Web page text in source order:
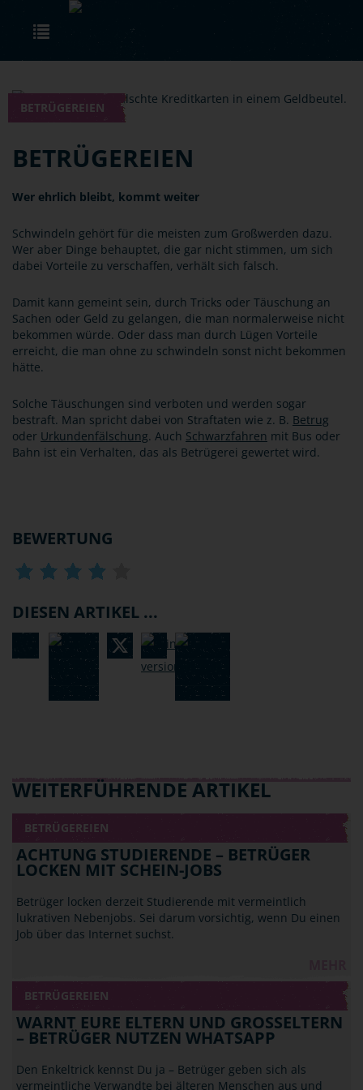
Skip to main content
BETRÜGEREIEN
BETRÜGEREIEN
Wer ehrlich bleibt, kommt weiter
Schwindeln gehört für die meisten zum Großwerden dazu.
Wer aber Dinge behauptet, die gar nicht stimmen, um sich
dabei Vorteile zu verschaffen, verhält sich falsch.
Damit kann gemeint sein, durch Tricks oder Täuschung an
Sachen oder Geld zu gelangen, die man normalerweise nicht
bekommen würde. Oder dass man durch Lügen Vorteile
erreicht, die man ohne zu schwindeln sonst nicht bekommen
hätte.
Solche Täuschungen sind verboten und werden sogar
bestraft. Man spricht dabei von Straftaten wie z. B. Betrug
oder Urkundenfälschung. Auch Schwarzfahren mit Bus oder
Bahn ist ein Verhalten, das als Betrügerei gewertet wird.
BEWERTUNG
DIESEN ARTIKEL ...
WEITERFÜHRENDE ARTIKEL
BETRÜGEREIEN
ACHTUNG STUDIERENDE – BETRÜGER
LOCKEN MIT SCHEIN-JOBS
Betrüger locken derzeit Studierende mit vermeintlich
lukrativen Nebenjobs. Sei darum vorsichtig, wenn Du einen
Job über das Internet suchst.
BETRÜGEREIEN
WARNT EURE ELTERN UND GROSSELTERN –
BETRÜGER NUTZEN WHATSAPP
Den Enkeltrick kennst Du ja – Betrüger geben sich als
vermeintliche Verwandte bei älteren Menschen aus und